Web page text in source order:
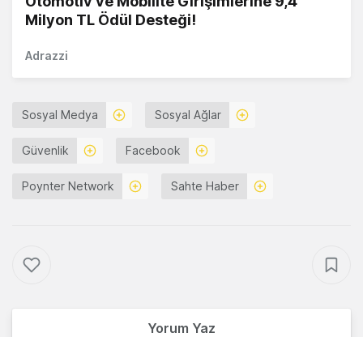
Milyon TL Ödül Desteği!
Adrazzi
Sosyal Medya Sosyal Ağlar
Güvenlik Facebook
Poynter Network Sahte Haber
Yorum Yaz